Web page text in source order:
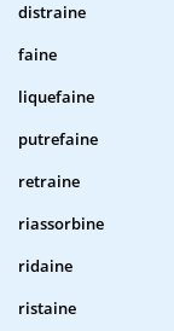
distraine
faine
liquefaine
putrefaine
retraine
riassorbine
ridaine
ristaine